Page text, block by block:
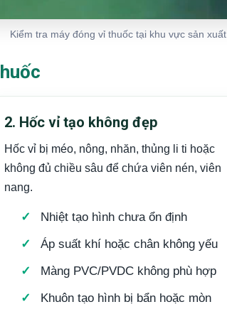
Kiểm tra máy đóng vỉ thuốc tại khu vực sản xuất.
2. Hốc vỉ tạo không đẹp
Hốc vỉ bị méo, nông, nhăn, thủng li ti hoặc
không đủ chiều sâu để chứa viên nén, viên
nang.
Nhiệt tạo hình chưa ổn định
Áp suất khí hoặc chân không yếu
Màng PVC/PVDC không phù hợp
Khuôn tạo hình bị bẩn hoặc mòn